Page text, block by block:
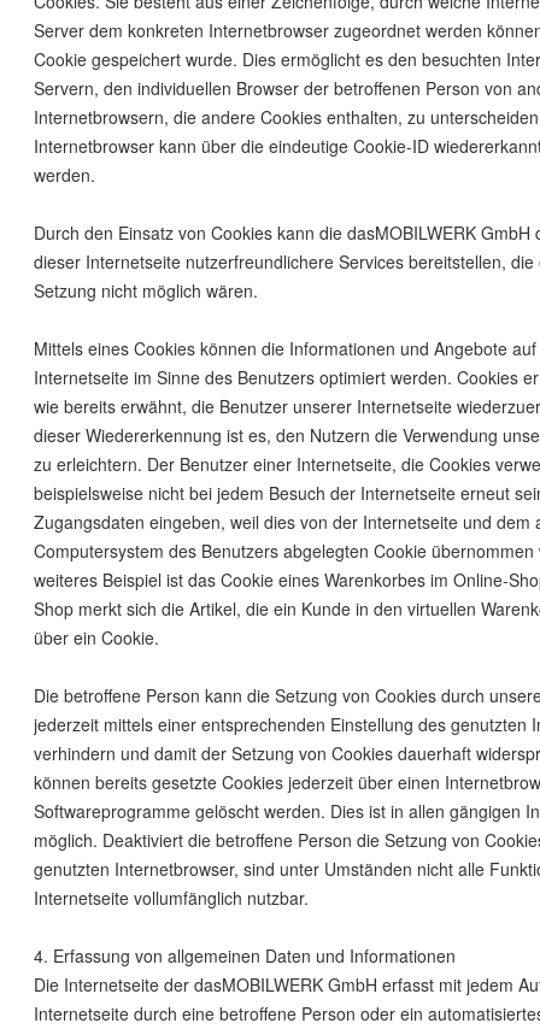
Server dem konkreten Internetbrowser zugeordnet werden
Cookie gespeichert wurde. Dies ermöglicht es den besuchten
Servern, den individuellen Browser der betroffenen Person von
Internetbrowsern, die andere Cookies enthalten, zu
Internetbrowser kann über die eindeutige Cookie-ID
werden.
Durch den Einsatz von Cookies kann die dasMOBILWERK GmbH
dieser Internetseite nutzerfreundlichere Services bereitstellen,
Setzung nicht möglich wären.
Mittels eines Cookies können die Informationen und Angebote
Internetseite im Sinne des Benutzers optimiert werden. Cookies
wie bereits erwähnt, die Benutzer unserer Internetseite
dieser Wiedererkennung ist es, den Nutzern die Verwendung
zu erleichtern. Der Benutzer einer Internetseite, die Cookies
beispielsweise nicht bei jedem Besuch der Internetseite erneut
Zugangsdaten eingeben, weil dies von der Internetseite und dem
Computersystem des Benutzers abgelegten Cookie übernommen
weiteres Beispiel ist das Cookie eines Warenkorbes im Online-
Shop merkt sich die Artikel, die ein Kunde in den virtuellen
über ein Cookie.
Die betroffene Person kann die Setzung von Cookies durch
jederzeit mittels einer entsprechenden Einstellung des genutzten
verhindern und damit der Setzung von Cookies dauerhaft
können bereits gesetzte Cookies jederzeit über einen
Softwareprogramme gelöscht werden. Dies ist in allen gängigen
möglich. Deaktiviert die betroffene Person die Setzung von
genutzten Internetbrowser, sind unter Umständen nicht alle
Internetseite vollumfänglich nutzbar.
4. Erfassung von allgemeinen Daten und Informationen
Die Internetseite der dasMOBILWERK GmbH erfasst mit jedem
Internetseite durch eine betroffene Person oder ein